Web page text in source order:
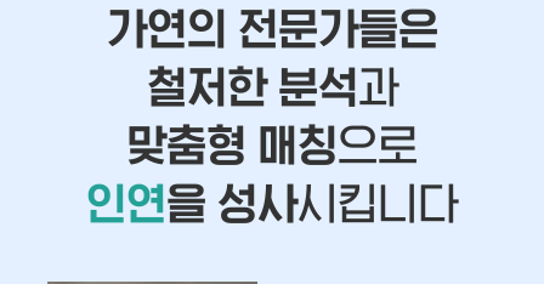
가연의 전문가들은
철저한 분석과
맞춤형 매칭으로
인연을 성사시킵니다